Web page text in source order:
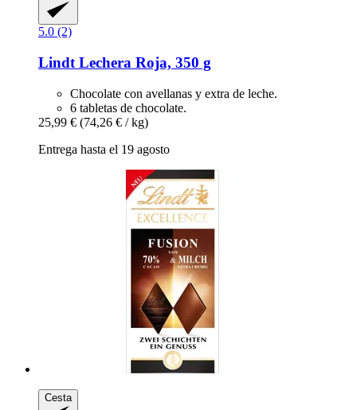
5.0 (2)
Lindt Lechera Roja, 350 g
Chocolate con avellanas y extra de leche.
6 tabletas de chocolate.
25,99 € (74,26 € / kg)
Entrega hasta el 19 agosto
Cesta